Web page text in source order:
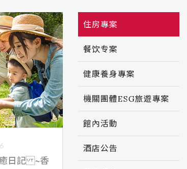
住房專案
餐饮专案
健康養身專案
機關團體ESG旅遊專案
館內活動
酒店公告
日記 ~香